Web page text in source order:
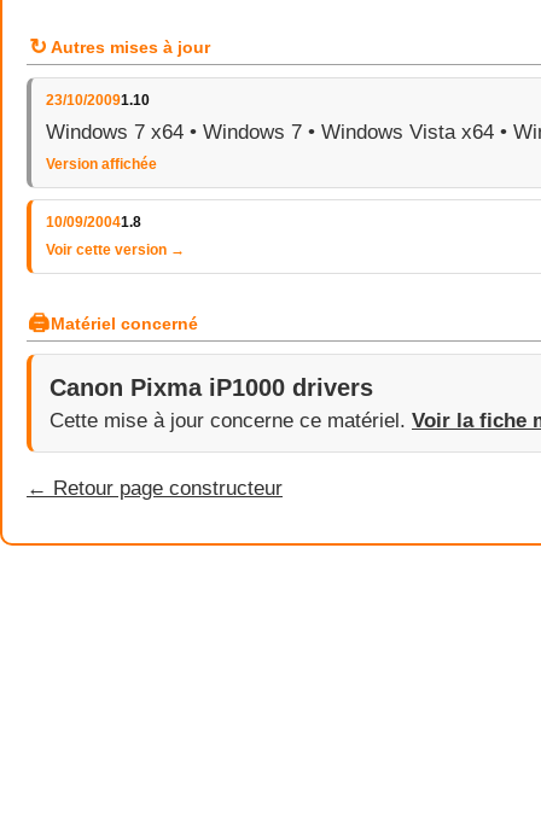
↻ Autres mises à jour
23/10/20091.10
Windows 7 x64 • Windows 7 • Windows Vista x64 •
Version affichée
10/09/20041.8
Voir cette version →
🖨Matériel concerné
Canon Pixma iP1000 drivers
Cette mise à jour concerne ce matériel. Voir la fiche
← Retour page constructeur